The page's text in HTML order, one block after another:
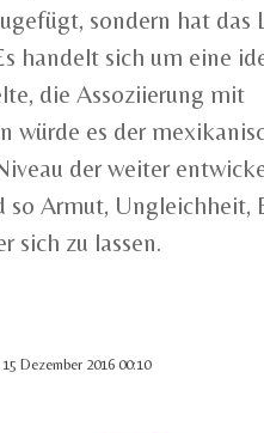
sondern hat das
handelt sich um eine
die Assoziierung mit
würde es der
der weiter
so Armut, Ungleichheit,
sich zu lassen.
Dezember 2016 00:10